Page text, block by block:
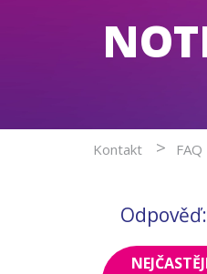
Kontakt > FAQ
Odpověď: